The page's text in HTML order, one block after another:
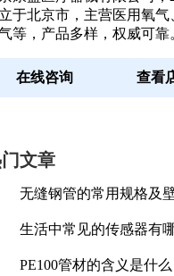
于北京市，主营医用氧气
等，产品多样，权威可靠
在线咨询 查看
文章
无缝钢管的常用规格及
生活中常见的传感器有
PE100管材的含义是什么